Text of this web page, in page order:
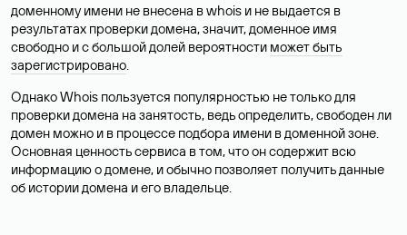
доменному имени не внесена в whois и не выдается в
результатах проверки домена, значит, доменное имя
свободно и с большой долей вероятности может быть
зарегистрировано.
Однако Whois пользуется популярностью не только для
проверки домена на занятость, ведь определить, свободен ли
домен можно и в процессе подбора имени в доменной зоне.
Основная ценность сервиса в том, что он содержит всю
информацию о домене, и обычно позволяет получить данные
об истории домена и его владельце.